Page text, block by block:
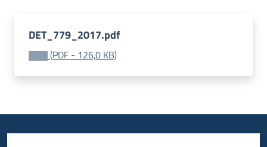
Fondo
europeo
DET_779_2017.pdf
(PDF - 126,0 KB)